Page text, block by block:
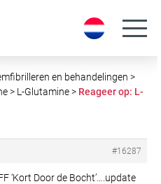
en behandelingen >
> L-Glutamine> Reageer op: L-
#16287
‘Kort Door de Bocht’….update